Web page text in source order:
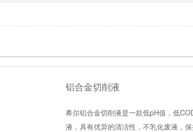
铝合金切削液
希尔铝合金切削液是一款低pH值，低
液，具有优异的清洁性，不乳化废液，